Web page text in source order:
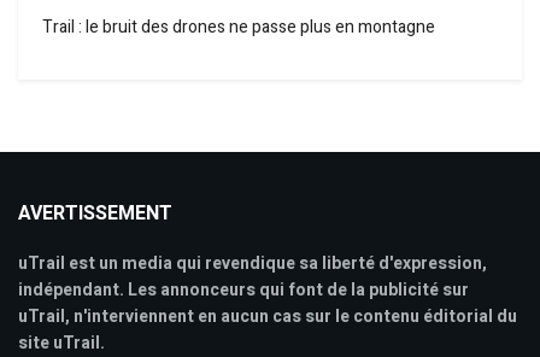
Trail : le bruit des drones ne passe plus en montagne
AVERTISSEMENT
uTrail est un media qui revendique sa liberté d'expression,
indépendant. Les annonceurs qui font de la publicité sur
uTrail, n'interviennent en aucun cas sur le contenu éditorial du
site uTrail.